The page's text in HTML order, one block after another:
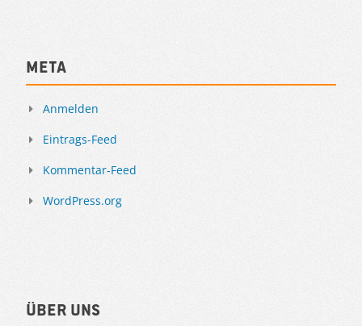
Meta
Anmelden
Eintrags-Feed
Kommentar-Feed
WordPress.org
Über uns